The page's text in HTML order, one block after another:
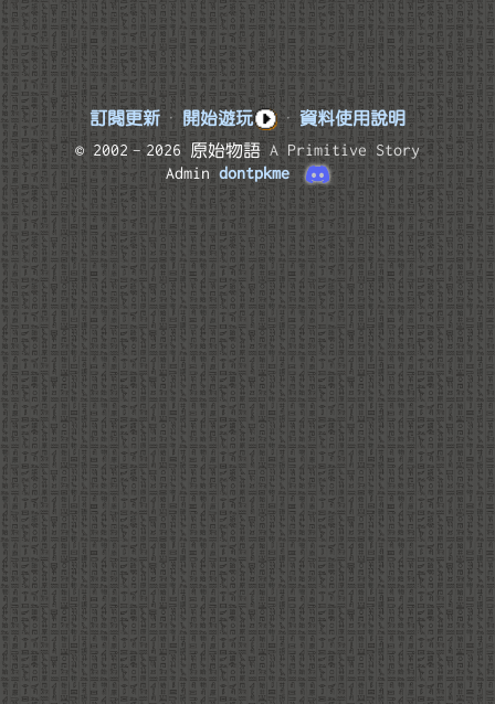
訂閱更新 · 開始遊玩 · 資料使用說明
© 2002–2026 原始物語A Primitive Story
Admin dontpkme